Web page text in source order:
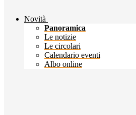
Novità
Panoramica
Le notizie
Le circolari
Calendario eventi
Albo online